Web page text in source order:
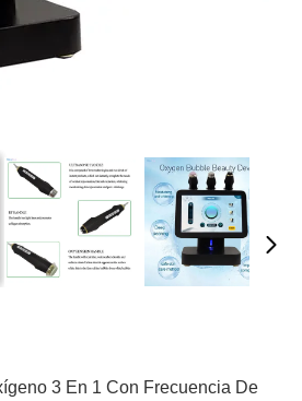
3 En 1 Con Frecuencia De